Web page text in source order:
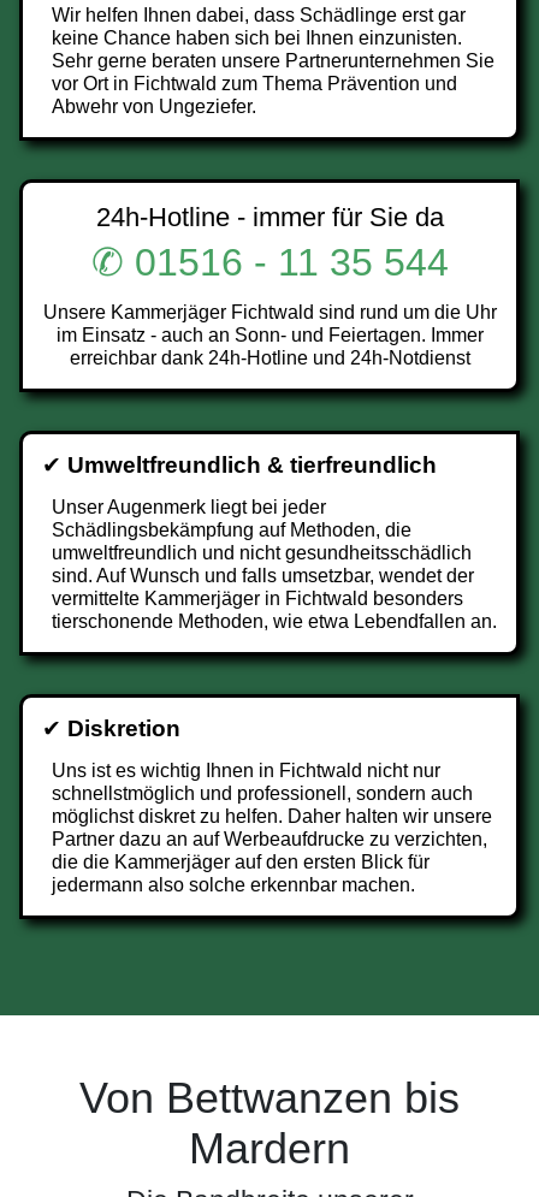
Wir helfen Ihnen dabei, dass Schädlinge erst gar
keine Chance haben sich bei Ihnen einzunisten.
Sehr gerne beraten unsere Partnerunternehmen Sie
vor Ort in Fichtwald zum Thema Prävention und
Abwehr von Ungeziefer.
24h-Hotline - immer für Sie da
✆ 01516 - 11 35 544
Unsere Kammerjäger Fichtwald sind rund um die Uhr
im Einsatz - auch an Sonn- und Feiertagen. Immer
erreichbar dank 24h-Hotline und 24h-Notdienst
✔ Umweltfreundlich & tierfreundlich
Unser Augenmerk liegt bei jeder
Schädlingsbekämpfung auf Methoden, die
umweltfreundlich und nicht gesundheitsschädlich
sind. Auf Wunsch und falls umsetzbar, wendet der
vermittelte Kammerjäger in Fichtwald besonders
tierschonende Methoden, wie etwa Lebendfallen an.
✔ Diskretion
Uns ist es wichtig Ihnen in Fichtwald nicht nur
schnellstmöglich und professionell, sondern auch
möglichst diskret zu helfen. Daher halten wir unsere
Partner dazu an auf Werbeaufdrucke zu verzichten,
die die Kammerjäger auf den ersten Blick für
jedermann also solche erkennbar machen.
Von Bettwanzen bis
Mardern